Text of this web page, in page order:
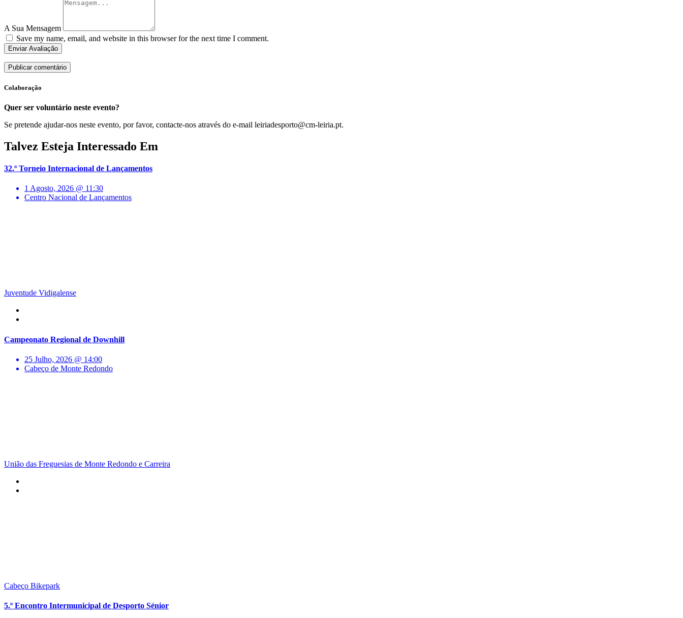
A Sua Mensagem
Save my name, email, and website in this browser for the next time I comment.
Enviar Avaliação
Colaboração
Quer ser voluntário neste evento?
Se pretende ajudar-nos neste evento, por favor, contacte-nos através do e-mail leiriadesporto@cm-leiria.pt.
Talvez Esteja Interessado Em
32.º Torneio Internacional de Lançamentos
1 Agosto, 2026 @ 11:30
Centro Nacional de Lançamentos
Juventude Vidigalense
Campeonato Regional de Downhill
25 Julho, 2026 @ 14:00
Cabeço de Monte Redondo
União das Freguesias de Monte Redondo e Carreira
Cabeço Bikepark
5.º Encontro Intermunicipal de Desporto Sénior